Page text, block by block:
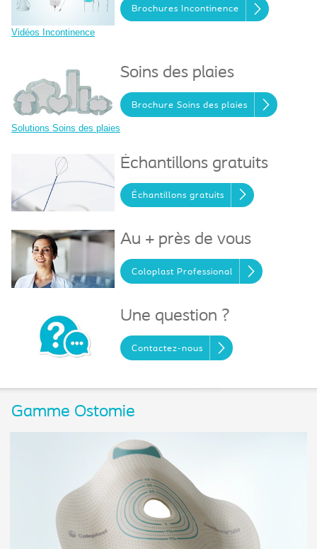
Brochures Incontinence
Vidéos Incontinence
Soins des plaies
Brochure Soins des plaies
Solutions Soins des plaies
Échantillons gratuits
Échantillons gratuits
Au + près de vous
Coloplast Professional
Une question ?
Contactez-nous
Gamme Ostomie